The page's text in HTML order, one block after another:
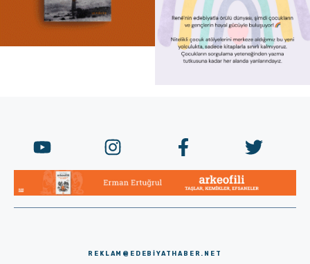
REKLAM@EDEBIYATHABER.NET